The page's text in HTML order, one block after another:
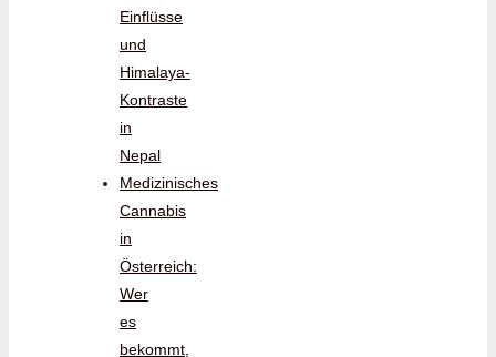
Einflüsse
und
Himalaya-
Kontraste
in
Nepal
Medizinisches
Cannabis
in
Österreich:
Wer
es
bekommt,